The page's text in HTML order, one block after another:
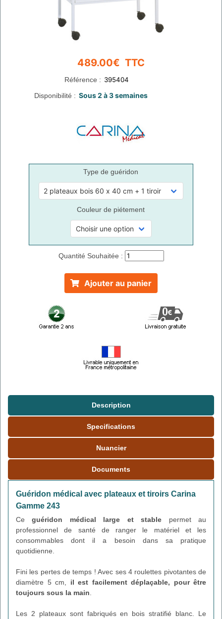
Référence :
Disponibilité :
Type de guéridon
Couleur de piétement
Quantité Souhaitée :
Ajouter au panier
Description
Specifications
Nuancier
Documents
Guéridon médical avec plateaux et tiroirs Carina
Gamme 243
Ceguéridon médical large et stable permet au
professionnel de santé de ranger le matériel et les
consommables dont il a besoin dans sa pratique
quotidienne.
Fini les pertes de temps ! Avec ses 4 roulettes pivotantes de
diamètre 5 cm, il est facilement déplaçable, pour être
toujours sous la main.
Les 2 plateaux sont fabriqués en bois stratifié blanc. Le